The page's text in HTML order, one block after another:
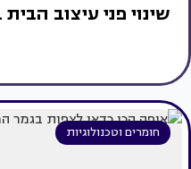
שינוי פני עיצוב
חומרים וטכנולוגיות